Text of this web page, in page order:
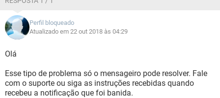
Perfil bloqueado
Atualizado em 22 out 2018 às 04:29
Olá
Esse tipo de problema só o mensageiro pode resolver. Fale
com o suporte ou siga as instruções recebidas quando
recebeu a notificação que foi banida.